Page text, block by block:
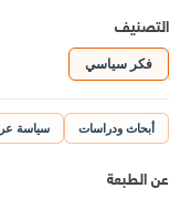
اشترك الآن
التصنيف
فكر سياسي
أبحاث ودراسات سياسة
عن الطبعة